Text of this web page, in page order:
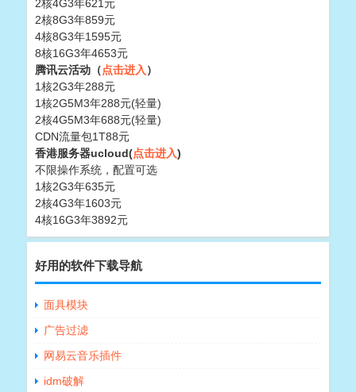
2核4G3年621元
2核8G3年859元
4核8G3年1595元
8核16G3年4653元
腾讯云活动（点击进入）
1核2G3年288元
1核2G5M3年288元(轻量)
2核4G5M3年688元(轻量)
CDN流量包1T88元
香港服务器ucloud(点击进入)
不限操作系统，配置可选
1核2G3年635元
2核4G3年1603元
4核16G3年3892元
好用的软件下载导航
面具模块
广告过滤
网易云音乐插件
idm破解